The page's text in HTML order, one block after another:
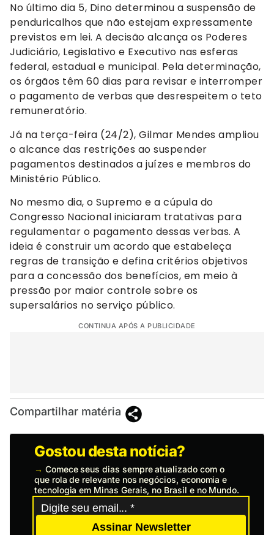
No último dia 5, Dino determinou a suspensão de
penduricalhos que não estejam expressamente
previstos em lei. A decisão alcança os Poderes
Judiciário, Legislativo e Executivo nas esferas
federal, estadual e municipal. Pela determinação,
os órgãos têm 60 dias para revisar e interromper
o pagamento de verbas que desrespeitem o teto
remuneratório.
Já na terça-feira (24/2), Gilmar Mendes ampliou
o alcance das restrições ao suspender
pagamentos destinados a juízes e membros do
Ministério Público.
No mesmo dia, o Supremo e a cúpula do
Congresso Nacional iniciaram tratativas para
regulamentar o pagamento dessas verbas. A
ideia é construir um acordo que estabeleça
regras de transição e defina critérios objetivos
para a concessão dos benefícios, em meio à
pressão por maior controle sobre os
supersalários no serviço público.
CONTINUA APÓS A PUBLICIDADE
Compartilhar matéria
Gostou desta notícia?
→ Comece seus dias sempre atualizado com o
que rola de relevante nos negócios, economia e
tecnologia em Minas Gerais, no Brasil e no Mundo.
Assinar Newsletter